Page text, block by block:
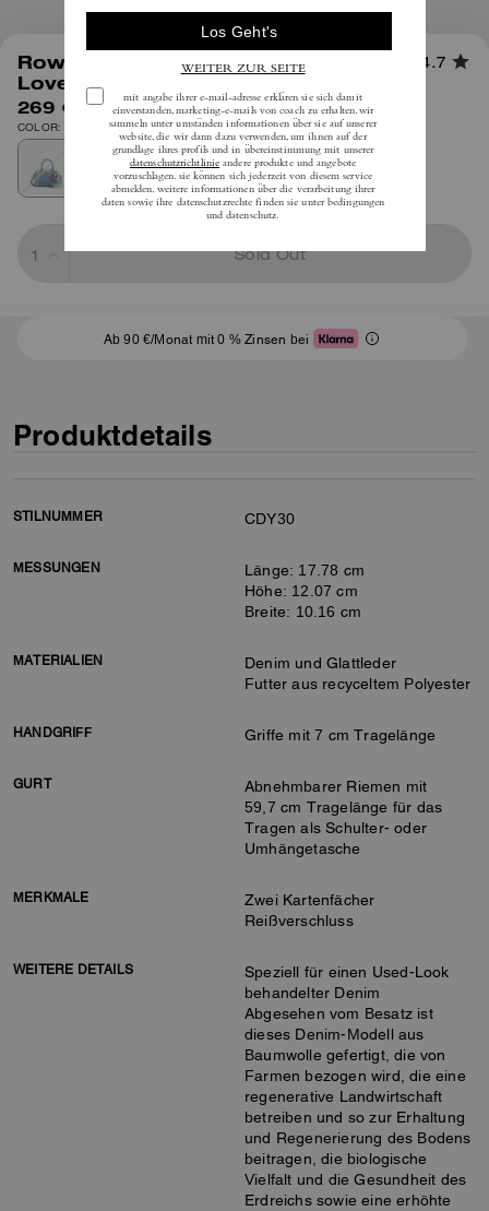
Rowan Mini-Umhängetasche Aus
Loved-Denim Mit Anhängern
4.7
269 € inkl. MwSt.
COLOR: Gold/Helles Indigoblau
Sold Out
Ab 90 €/Monat mit 0 % Zinsen bei
Produktdetails
STILNUMMER CDY30
MESSUNGEN
Länge: 17.78 cm
Höhe: 12.07 cm
Breite: 10.16 cm
MATERIALIEN
Denim und Glattleder
Futter aus recyceltem Polyester
HANDGRIFF Griffe mit 7 cm Tragelänge
GURT
Abnehmbarer Riemen mit
59,7 cm Tragelänge für das
Tragen als Schulter- oder
Umhängetasche
MERKMALE
Zwei Kartenfächer
Reißverschluss
WEITERE DETAILS
Speziell für einen Used-Look
behandelter Denim
Abgesehen vom Besatz ist
dieses Denim-Modell aus
Baumwolle gefertigt, die von
Farmen bezogen wird, die eine
regenerative Landwirtschaft
betreiben und so zur Erhaltung
und Regenerierung des Bodens
beitragen, die biologische
Vielfalt und die Gesundheit des
Erdreichs sowie eine erhöhte